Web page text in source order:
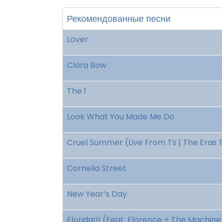
Рекомендованные песни
Lover
Clara Bow
The 1
Look What You Made Me Do
Cruel Summer (Live From Ts | The Eras
Cornelia Street
New Year’s Day